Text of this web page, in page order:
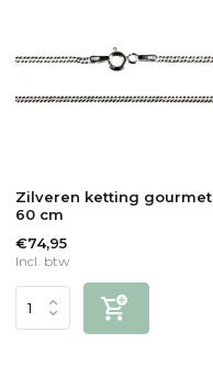
Zilveren ketting gourmet
60 cm
€74,95
Incl. btw